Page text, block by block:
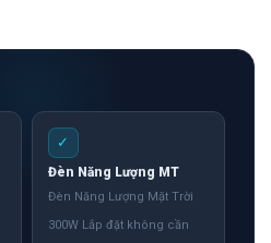
✓
Đèn Năng Lượng MT
Đèn Năng Lượng Mặt Trời
300W Lắp đặt không cần